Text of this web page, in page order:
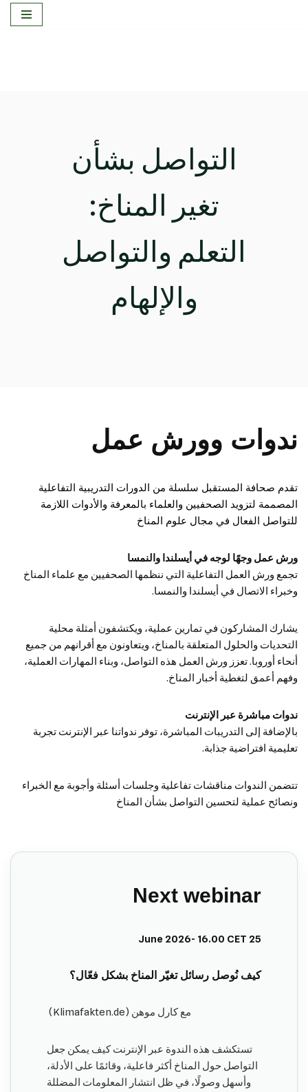
التواصل بشأن
تغير المناخ:
التعلم والتواصل
والإلهام
ندوات وورش عمل
تقدم صحافة المستقبل
للتواصل الفعال في مجال علوم المناخ
ورش عمل وجهًا لوجه في أيسلندا والنمسا
تجمع ورش العمل التفاعلية التي ننظمها الصحفيين مع علماء المناخ
وخبراء الاتصال في أيسلندا والنمسا.
يشارك المشاركون في تمارين عملية، ويكتشفون أمثلة محلية
التحديات والحلول المتعلقة بالمناخ، ويتعاونون مع أقرانهم من جميع
أنحاء أوروبا. تعزز ورش العمل هذه التواصل، وبناء المهارات العملية،
وفهم أعمق لتغطية أخبار المناخ.
ندوات مباشرة عبر الإنترنت
بالإضافة إلى التدريبات المباشرة، توفر ندواتنا عبر الإنترنت تجربة
تعليمية افتراضية جذابة.
تتضمن الندوات مناقشات تفاعلية وجلسات أسئلة وأجوبة مع الخبراء
ونصائح عملية لتحسين التواصل بشأن المناخ
Next webinar
25 June 2026- 16.00 CET
كيف نُوصل رسائل تغيّر المناخ بشكل فعّال؟
مع كارل موهن (Klimafakten.de)
تستكشف هذه الندوة عبر الإنترنت كيف يمكن جعل
التواصل حول المناخ أكثر فاعلية، وقائمًا على الأدلة،
وأسهل وصولًا، في ظل انتشار المعلومات المضللة